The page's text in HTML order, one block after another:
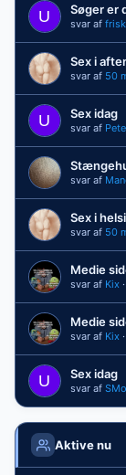
Søger er
svar af
Sex i
svar af 50
Sex idag
svar af
svar af
Sex i
svar af 50
Medie
svar af Kix ·
Medie
svar af Kix ·
Sex idag
svar af
Aktive nu